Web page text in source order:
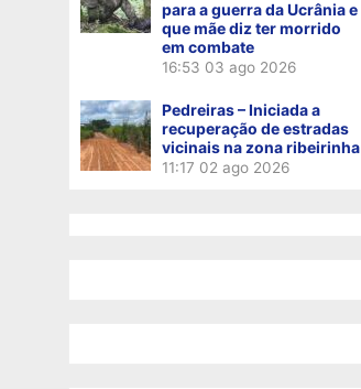
para a guerra da Ucrânia e
que mãe diz ter morrido
em combate
16:53 03 ago 2026
Pedreiras – Iniciada a
recuperação de estradas
vicinais na zona ribeirinha
11:17 02 ago 2026